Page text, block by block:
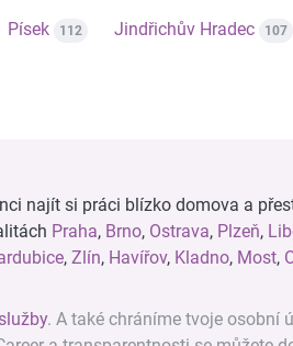
Písek 112 Jindřichův Hradec 107
najít si práci blízko domova a
Praha, Brno, Ostrava, Plzeň,
, Zlín, Havířov, Kladno, Most,
. A také chráníme tvoje osobní